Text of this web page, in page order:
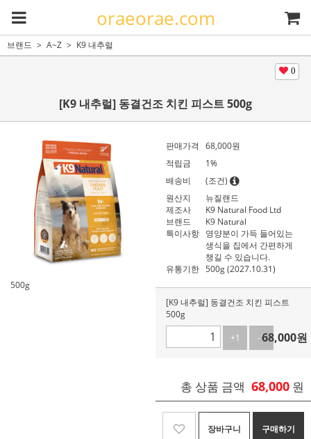
oraeorae.com
브랜드 A~Z K9 내추럴
0
[K9 내추럴] 동결건조 치킨 피스트 500g
500g
판매가격 68,000원
적립금
1%
배송비
(조건)
원산지
뉴질랜드
제조사
K9 Natural Food Ltd
브랜드
K9 Natural
특이사항 영양분이 가득 들어있는
생식을 집에서 간편하게
챙길 수 있습니다.
유통기한 500g (2027.10.31)
[K9 내추럴] 동결건조 치킨 피스트
500g
+1
-168,000원
총 상품 금액 68,000 원
장바구니 구매하기